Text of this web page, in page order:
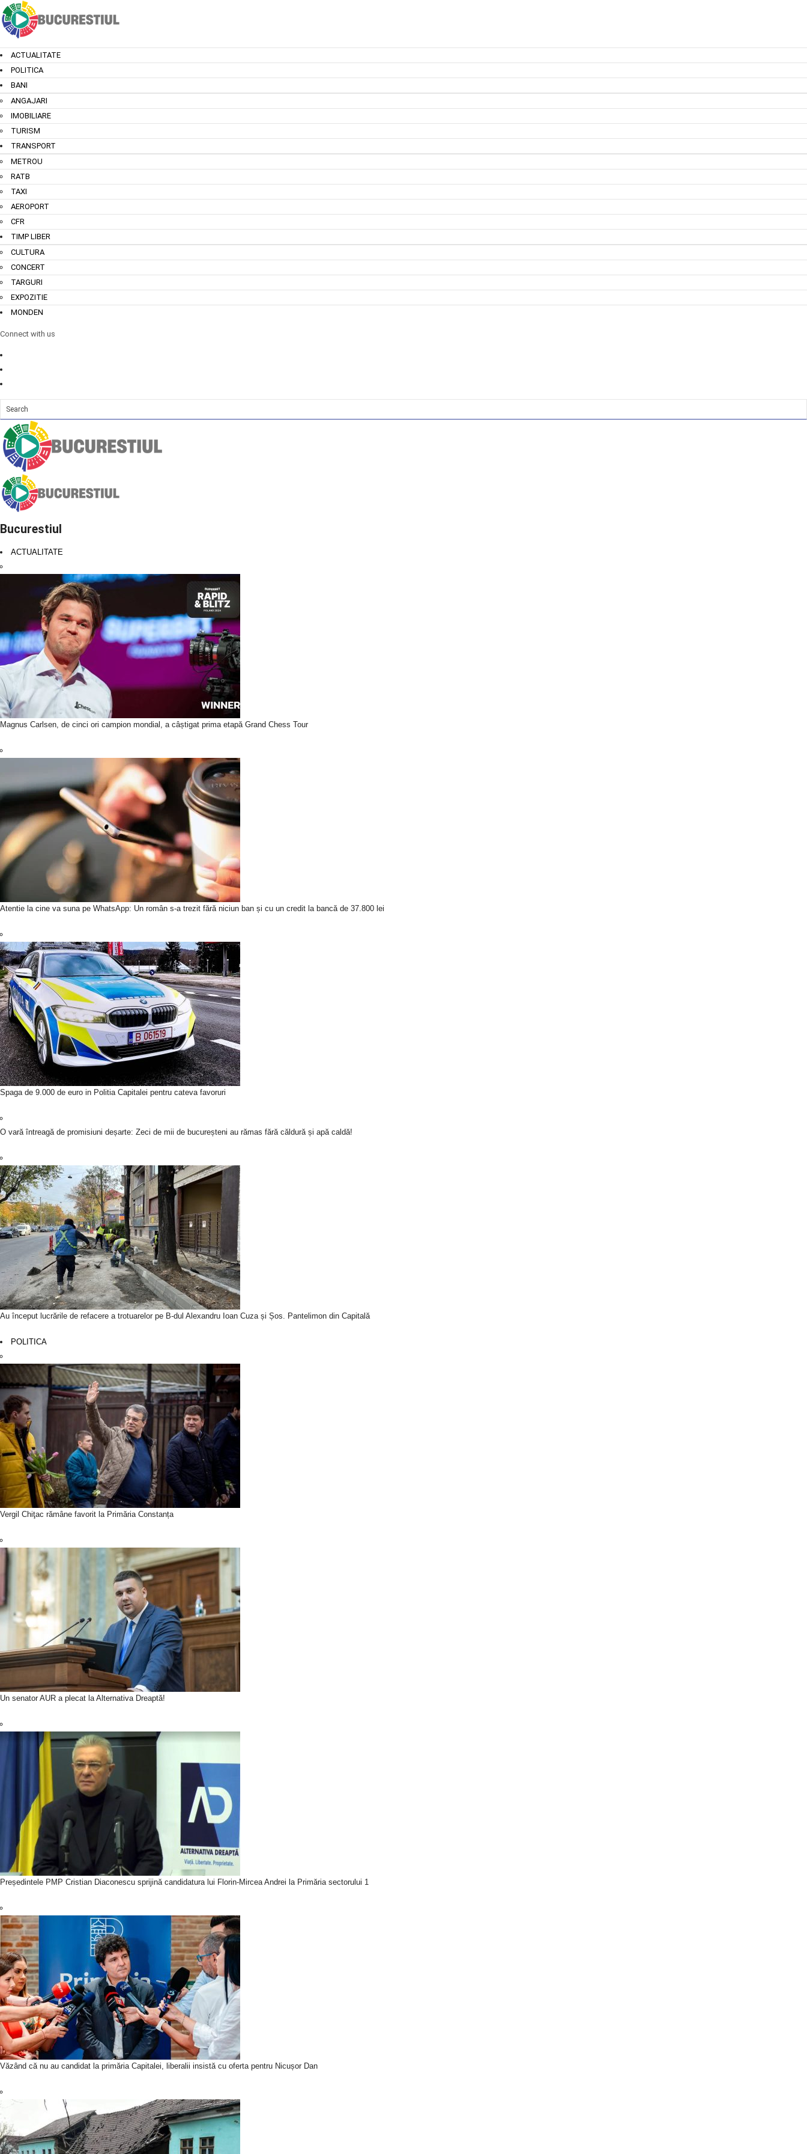
ACTUALITATE
POLITICA
BANI
ANGAJARI
IMOBILIARE
TURISM
TRANSPORT
METROU
RATB
TAXI
AEROPORT
CFR
TIMP LIBER
CULTURA
CONCERT
TARGURI
EXPOZITIE
MONDEN
Connect with us
Bucurestiul
ACTUALITATE
Magnus Carlsen, de cinci ori campion mondial, a câștigat prima etapă Grand Chess Tour
Atentie la cine va suna pe WhatsApp: Un român s-a trezit fără niciun ban și cu un credit la bancă de 37.800 lei
Spaga de 9.000 de euro in Politia Capitalei pentru cateva favoruri
O vară întreagă de promisiuni deșarte: Zeci de mii de bucureșteni au rămas fără căldură și apă caldă!
Au început lucrările de refacere a trotuarelor pe B-dul Alexandru Ioan Cuza și Șos. Pantelimon din Capitală
POLITICA
Vergil Chiţac rămâne favorit la Primăria Constanța
Un senator AUR a plecat la Alternativa Dreaptă!
Președintele PMP Cristian Diaconescu sprijină candidatura lui Florin-Mircea Andrei la Primăria sectorului 1
Văzând că nu au candidat la primăria Capitalei, liberalii insistă cu oferta pentru Nicușor Dan